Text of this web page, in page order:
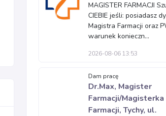
MAGISTER FARMACJI
CIEBIE jeśli: posiadasz
Magistra Farmacji oraz
warunek konieczn...
2026-08-06 13:53
Dam pracę
Dr.Max, Magister
Farmacji/Magisterka
Farmacji, Tychy, ul.